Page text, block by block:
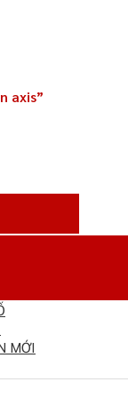
MỚI
axis”